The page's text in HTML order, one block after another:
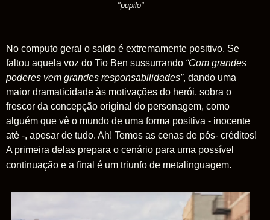
"pupilo"
No computo geral o saldo é extremamente positivo. Se
faltou aquela voz do Tio Ben sussurrando “Com grandes
poderes vem grandes responsabilidades”, dando uma
maior dramaticidade às motivações do herói, sobra o
frescor da concepção original do personagem, como
alguém que vê o mundo de uma forma positiva - inocente
até -, apesar de tudo. Ah! Temos as cenas de pós- créditos!
A primeira delas prepara o cenário para uma possível
continuação e a final é um triunfo de metalinguagem.